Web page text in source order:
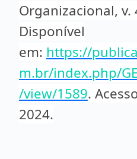
Organizacional, v.
Disponível
em: https://
m.br/index.php/
/view/1589.
2024.